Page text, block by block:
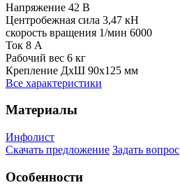
Напряжение 42 В
Центробежная сила 3,47 кН
скорость вращения 1/мин 6000
Ток 8 А
Рабочий вес 6 кг
Крепление ДхШ 90х125 мм
Все характеристики
Материалы
Инфолист
Скачать предложение Задать вопрос
Особенности